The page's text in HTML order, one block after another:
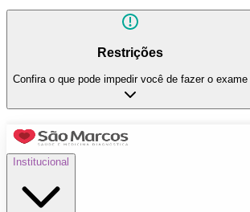
Restrições
Confira o que pode impedir você de fazer o exame
Institucional